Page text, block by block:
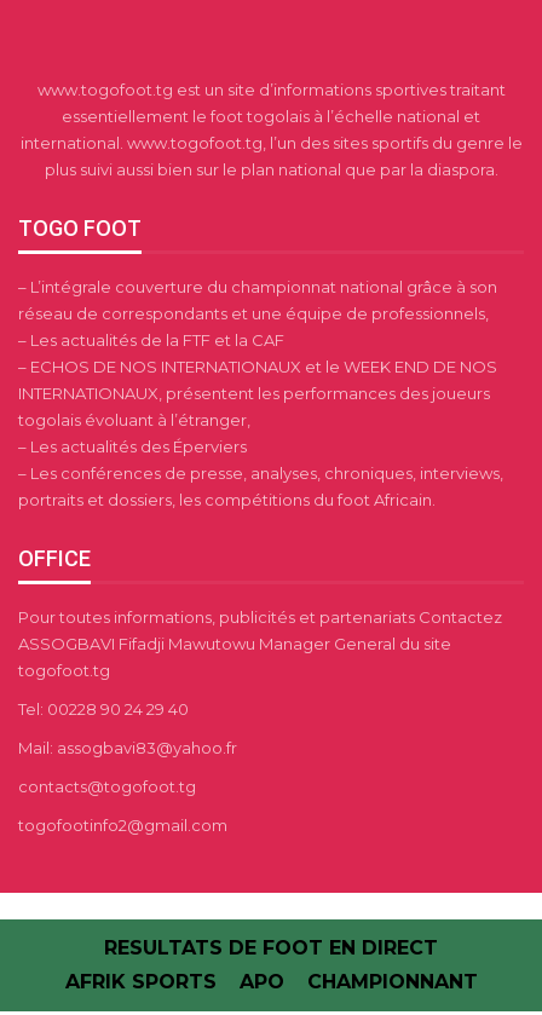
www.togofoot.tg est un site d’informations sportives traitant
essentiellement le foot togolais à l’échelle national et
international. www.togofoot.tg, l’un des sites sportifs du genre le
plus suivi aussi bien sur le plan national que par la diaspora.
TOGO FOOT
– L’intégrale couverture du championnat national grâce à son
réseau de correspondants et une équipe de professionnels,
– Les actualités de la FTF et la CAF
– ECHOS DE NOS INTERNATIONAUX et le WEEK END DE NOS
INTERNATIONAUX, présentent les performances des joueurs
togolais évoluant à l’étranger,
– Les actualités des Éperviers
– Les conférences de presse, analyses, chroniques, interviews,
portraits et dossiers, les compétitions du foot Africain.
OFFICE
Pour toutes informations, publicités et partenariats Contactez
ASSOGBAVI Fifadji Mawutowu Manager General du site
togofoot.tg
Tel: 00228 90 24 29 40
Mail: assogbavi83@yahoo.fr
contacts@togofoot.tg
togofootinfo2@gmail.com
RESULTATS DE FOOT EN DIRECT
AFRIK SPORTS
APO CHAMPIONNANT